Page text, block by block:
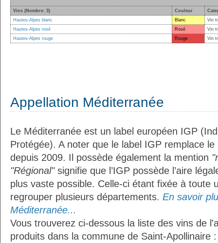
Vins (Nombre: 3) Couleur
Hautes-Alpes blanc
Blanc
Vin
Hautes-Alpes rosé
Rosé
Vin
Hautes-Alpes rouge
Rouge Vin
Appellation Méditerranée
Le Méditerranée est un label européen IGP
Protégée). A noter que le label IGP remplace
depuis 2009. Il possède également la mention
"Régional"signifie que l’IGP possède l’aire
plus vaste possible. Celle-ci étant fixée à toute
regrouper plusieurs départements. En savoir
Méditerranée...
Vous trouverez ci-dessous la liste des vins de
produits dans la commune de Saint-Apollinaire :